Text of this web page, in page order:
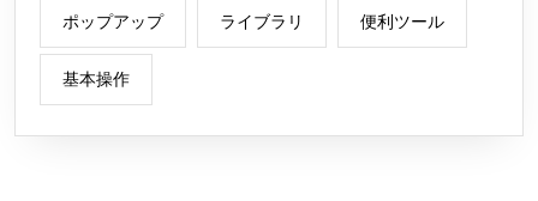
ポップアップ ライブラリ 便利ツール
基本操作